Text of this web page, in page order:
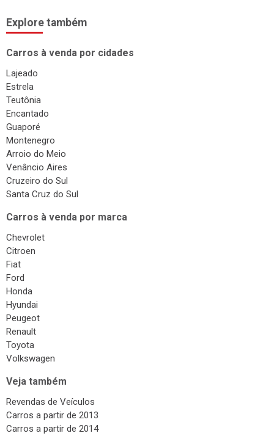
Explore também
Carros à venda por cidades
Lajeado
Estrela
Teutônia
Encantado
Guaporé
Montenegro
Arroio do Meio
Venâncio Aires
Cruzeiro do Sul
Santa Cruz do Sul
Carros à venda por marca
Chevrolet
Citroen
Fiat
Ford
Honda
Hyundai
Peugeot
Renault
Toyota
Volkswagen
Veja também
Revendas de Veículos
Carros a partir de 2013
Carros a partir de 2014